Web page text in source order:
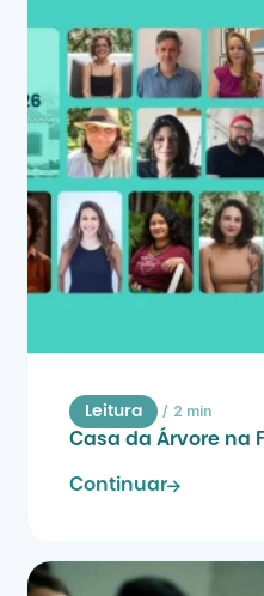
Leitura / 2 min
Casa da Árvore na
Continuar